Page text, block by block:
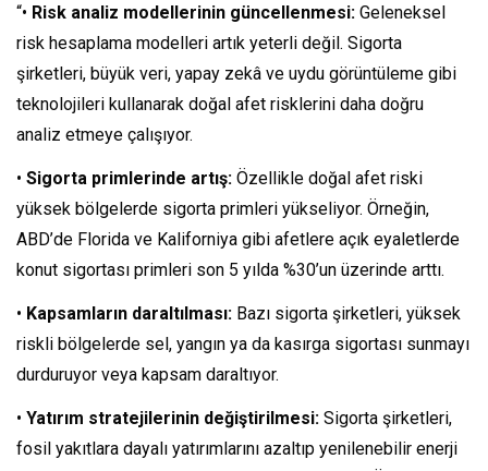
“• Risk analiz modellerinin güncellenmesi: Geleneksel
risk hesaplama modelleri artık yeterli değil. Sigorta
şirketleri, büyük veri, yapay zekâ ve uydu görüntüleme gibi
teknolojileri kullanarak doğal afet risklerini daha doğru
analiz etmeye çalışıyor.
• Sigorta primlerinde artış: Özellikle doğal afet riski
yüksek bölgelerde sigorta primleri yükseliyor. Örneğin,
ABD’de Florida ve Kaliforniya gibi afetlere açık eyaletlerde
konut sigortası primleri son 5 yılda %30’un üzerinde arttı.
• Kapsamların daraltılması: Bazı sigorta şirketleri, yüksek
riskli bölgelerde sel, yangın ya da kasırga sigortası sunmayı
durduruyor veya kapsam daraltıyor.
• Yatırım stratejilerinin değiştirilmesi: Sigorta şirketleri,
fosil yakıtlara dayalı yatırımlarını azaltıp yenilenebilir enerji